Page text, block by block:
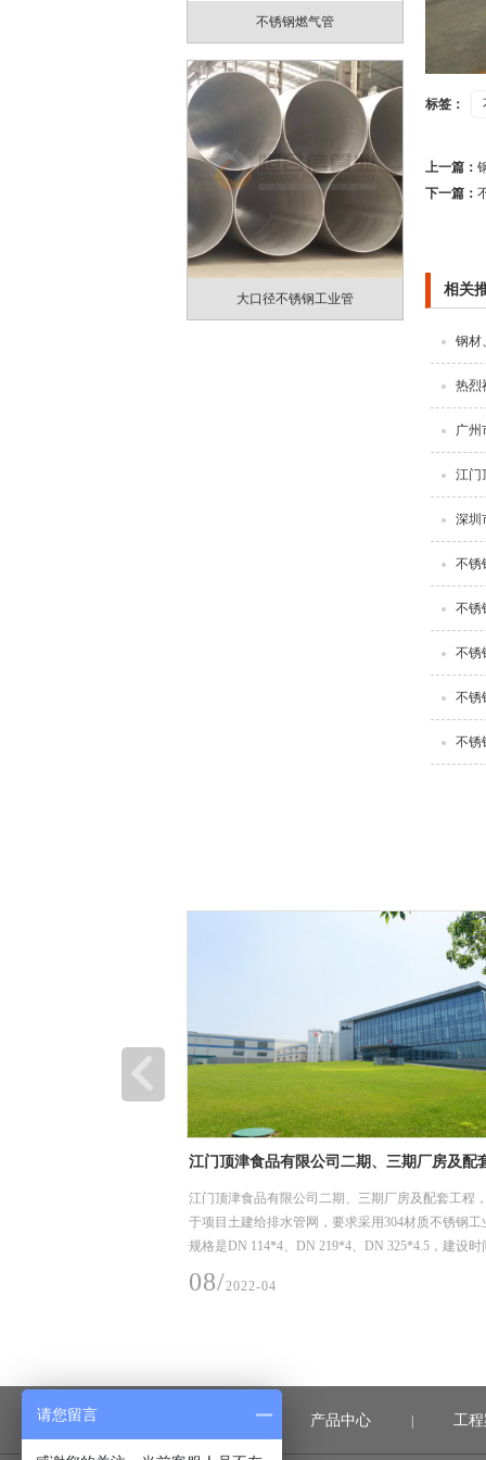
不锈钢燃气管
大口径不锈钢工业管
标签：
上一篇：
下一篇：
相关
钢材
热烈
广州
江门
深圳
不锈
不锈
不锈
不锈
不锈
江门顶津食品有限公司二期、三期厂房及配
江门顶津食品有限公司二期、三期厂房及配套工程
于项目土建给排水管网，要求采用304材质不锈钢工
规格是DN 114*4、DN 219*4、DN 325*4.5，建设时
08/2022-04
| 产品中心 | 工
请您留言